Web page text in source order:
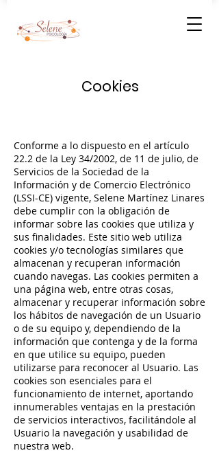
Cookies
Conforme a lo dispuesto en el artículo
22.2 de la Ley 34/2002, de 11 de julio, de
Servicios de la Sociedad de la
Información y de Comercio Electrónico
(LSSI-CE) vigente, Selene Martínez Linares
debe cumplir con la obligación de
informar sobre las cookies que utiliza y
sus finalidades. Este sitio web utiliza
cookies y/o tecnologías similares que
almacenan y recuperan información
cuando navegas. Las cookies permiten a
una página web, entre otras cosas,
almacenar y recuperar información sobre
los hábitos de navegación de un Usuario
o de su equipo y, dependiendo de la
información que contenga y de la forma
en que utilice su equipo, pueden
utilizarse para reconocer al Usuario. Las
cookies son esenciales para el
funcionamiento de internet, aportando
innumerables ventajas en la prestación
de servicios interactivos, facilitándole al
Usuario la navegación y usabilidad de
nuestra web.